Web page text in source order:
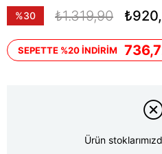
%30
₺1.319,90
SEPETTE %20 İNDİRİM
Ürün